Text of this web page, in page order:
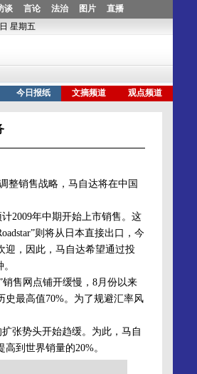
销售战略，马自达将在中国
2009年中期开始上市销售。这
则将从日本直接出口，今
迎，因此，马自达希望通过投
售网点铺开缓慢，8月份以来
史最高值70%。为了规避汇率风
张势头开始趋缓。为此，马自
到世界销量的20%。